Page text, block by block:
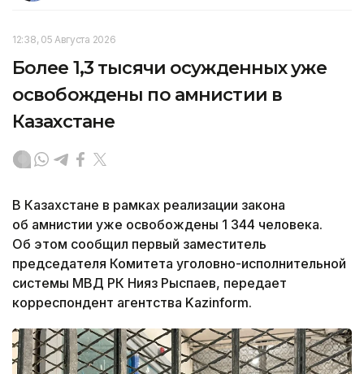
12:38, 05 Августа 2026
Более 1,3 тысячи осужденных уже
освобождены по амнистии в
Казахстане
В Казахстане в рамках реализации закона
об амнистии уже освобождены 1 344 человека.
Об этом сообщил первый заместитель
председателя Комитета уголовно-исполнительной
системы МВД РК Нияз Рыспаев, передает
корреспондент агентства Kazinform.